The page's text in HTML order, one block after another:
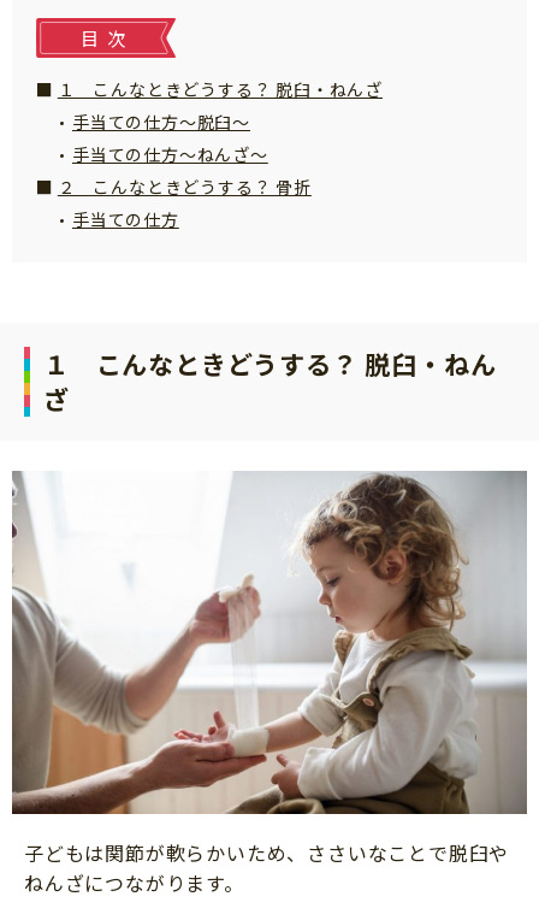
「こそだてまっぷ」とは
お問い合わせ
目次
１ こんなときどうする？ 脱臼・ねんざ
手当ての仕方～脱臼～
手当ての仕方～ねんざ～
２ こんなときどうする？ 骨折
手当ての仕方
１ こんなときどうする？ 脱臼・ねん
ざ
子どもは関節が軟らかいため、ささいなことで脱臼や
ねんざにつながります。